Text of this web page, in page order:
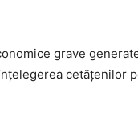
grave
cetăţenilor